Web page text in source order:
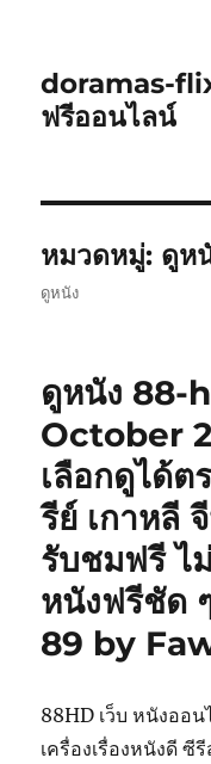
doramas-
ฟรีออนไลน์
หมวดหมู่: ดูห
ดูหนัง
ดูหนัง 88-
October
เลือกดูได้ต
รีย์ เกาหลี
รับชมฟรี ไ
หนังฟรีชัด
89 by
88HD เว็บ หนังออ
เครื่องเรื่องหนังดี